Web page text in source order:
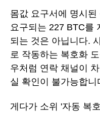
몸값 요구서에 명시
요구되는 227 BTC를
되는 것은 아닙니다.
로 작동하는 복호화
우처럼 연락 채널이
실 확인이 불가능합니
게다가 소위 '자동 복